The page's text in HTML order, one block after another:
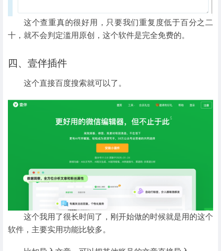
这个查重真的很好用，只要我们重复度低于百分之二
十，就不会判定滥用原创，这个软件是完全免费的。
四、壹伴插件
这个直接百度搜索就可以了。
这个我用了很长时间了，刚开始做的时候就是用的这个
软件，主要实用功能比较多。